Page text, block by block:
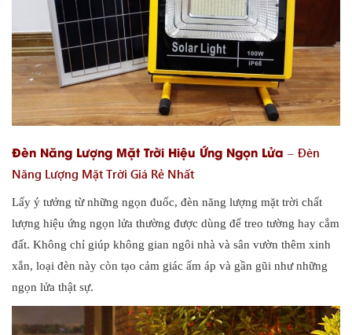
Đèn Năng Lượng Mặt Trời Hiệu Ứng Ngọn Lửa – Đèn
Năng Lượng Mặt Trời Giá Rẻ Nhất
Lấy ý tưởng từ những ngọn đuốc, đèn năng lượng mặt trời chất
lượng hiệu ứng ngọn lửa thường được dùng để treo tường hay cắm
đất. Không chỉ giúp không gian ngôi nhà và sân vườn thêm xinh
xắn, loại đèn này còn tạo cảm giác ấm áp và gần gũi như những
ngọn lửa thật sự.